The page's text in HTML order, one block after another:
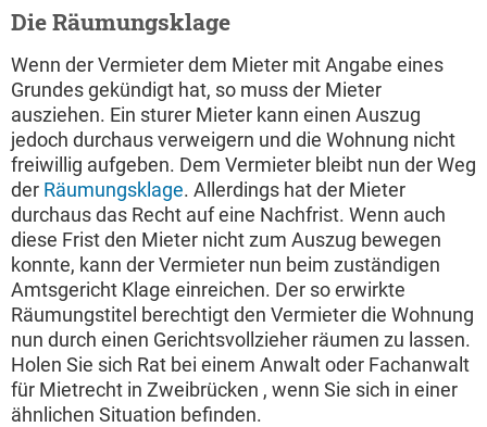
Die Räumungsklage
Wenn der Vermieter dem Mieter mit Angabe eines
Grundes gekündigt hat, so muss der Mieter
ausziehen. Ein sturer Mieter kann einen Auszug
jedoch durchaus verweigern und die Wohnung nicht
freiwillig aufgeben. Dem Vermieter bleibt nun der Weg
der Räumungsklage. Allerdings hat der Mieter
durchaus das Recht auf eine Nachfrist. Wenn auch
diese Frist den Mieter nicht zum Auszug bewegen
konnte, kann der Vermieter nun beim zuständigen
Amtsgericht Klage einreichen. Der so erwirkte
Räumungstitel berechtigt den Vermieter die Wohnung
nun durch einen Gerichtsvollzieher räumen zu lassen.
Holen Sie sich Rat bei einem Anwalt oder Fachanwalt
für Mietrecht in Zweibrücken , wenn Sie sich in einer
ähnlichen Situation befinden.